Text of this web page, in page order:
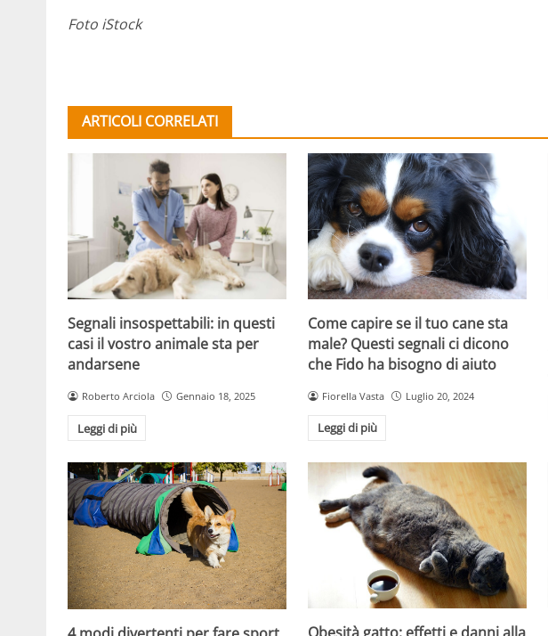
Foto iStock
ARTICOLI CORRELATI
Segnali insospettabili: in questi
casi il vostro animale sta per
andarsene
Roberto Arciola Gennaio 18, 2025
Leggi di più
Come capire se il tuo cane sta
male? Questi segnali ci dicono
che Fido ha bisogno di aiuto
Fiorella Vasta Luglio 20, 2024
Leggi di più